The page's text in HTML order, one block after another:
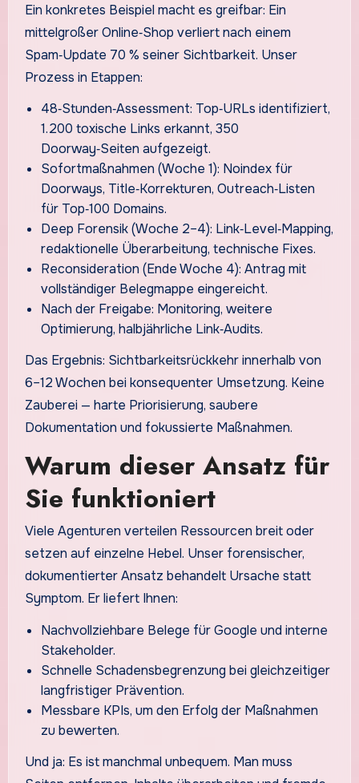
Ein konkretes Beispiel macht es greifbar: Ein
mittelgroßer Online‑Shop verliert nach einem
Spam‑Update 70 % seiner Sichtbarkeit. Unser
Prozess in Etappen:
48‑Stunden‑Assessment: Top‑URLs identifiziert,
1.200 toxische Links erkannt, 350
Doorway‑Seiten aufgezeigt.
Sofortmaßnahmen (Woche 1): Noindex für
Doorways, Title‑Korrekturen, Outreach‑Listen
für Top‑100 Domains.
Deep Forensik (Woche 2–4): Link‑Level‑Mapping,
redaktionelle Überarbeitung, technische Fixes.
Reconsideration (Ende Woche 4): Antrag mit
vollständiger Belegmappe eingereicht.
Nach der Freigabe: Monitoring, weitere
Optimierung, halbjährliche Link‑Audits.
Das Ergebnis: Sichtbarkeitsrückkehr innerhalb von
6–12 Wochen bei konsequenter Umsetzung. Keine
Zauberei — harte Priorisierung, saubere
Dokumentation und fokussierte Maßnahmen.
Warum dieser Ansatz für
Sie funktioniert
Viele Agenturen verteilen Ressourcen breit oder
setzen auf einzelne Hebel. Unser forensischer,
dokumentierter Ansatz behandelt Ursache statt
Symptom. Er liefert Ihnen:
Nachvollziehbare Belege für Google und interne
Stakeholder.
Schnelle Schadensbegrenzung bei gleichzeitiger
langfristiger Prävention.
Messbare KPIs, um den Erfolg der Maßnahmen
zu bewerten.
Und ja: Es ist manchmal unbequem. Man muss